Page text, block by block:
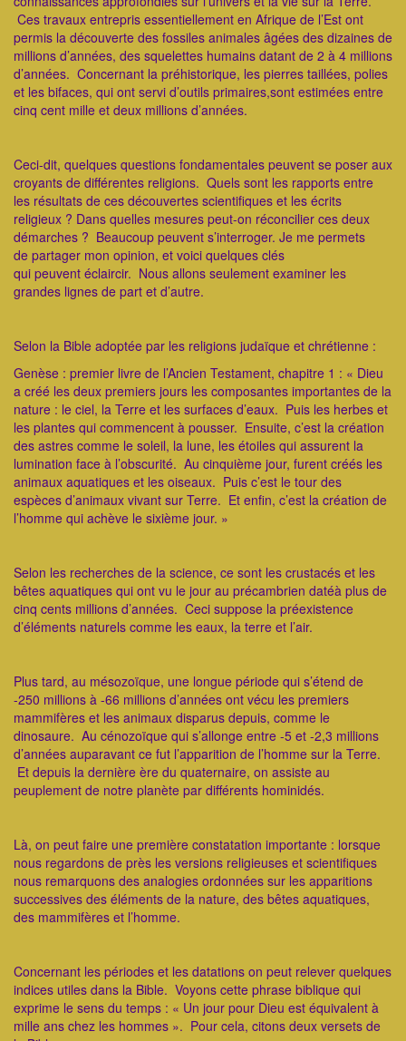
Ces travaux entrepris essentiellement en Afrique de l’Est ont
permis la découverte des fossiles animales âgées des dizaines de
millions d’années, des squelettes humains datant de 2 à 4 millions
d’années. Concernant la préhistorique, les pierres taillées, polies
et les bifaces, qui ont servi d’outils primaires,sont estimées entre
cinq cent mille et deux millions d’années.
Ceci-dit, quelques questions fondamentales peuvent se poser aux
croyants de différentes religions. Quels sont les rapports entre
les résultats de ces découvertes scientifiques et les écrits
religieux ? Dans quelles mesures peut-on réconcilier ces deux
démarches ? Beaucoup peuvent s’interroger. Je me permets
de partager mon opinion, et voici quelques clés
qui peuvent éclaircir. Nous allons seulement examiner les
grandes lignes de part et d’autre.
Selon la Bible adoptée par les religions judaïque et chrétienne :
Genèse : premier livre de l’Ancien Testament, chapitre 1 : « Dieu
a créé les deux premiers jours les composantes importantes de la
nature : le ciel, la Terre et les surfaces d’eaux. Puis les herbes et
les plantes qui commencent à pousser. Ensuite, c’est la création
des astres comme le soleil, la lune, les étoiles qui assurent la
lumination face à l’obscurité. Au cinquième jour, furent créés les
animaux aquatiques et les oiseaux. Puis c’est le tour des
espèces d’animaux vivant sur Terre. Et enfin, c’est la création de
l’homme qui achève le sixième jour. »
Selon les recherches de la science, ce sont les crustacés et les
bêtes aquatiques qui ont vu le jour au précambrien datéà plus de
cinq cents millions d’années. Ceci suppose la préexistence
d’éléments naturels comme les eaux, la terre et l’air.
Plus tard, au mésozoïque, une longue période qui s’étend de
-250 millions à -66 millions d’années ont vécu les premiers
mammifères et les animaux disparus depuis, comme le
dinosaure. Au cénozoïque qui s’allonge entre -5 et -2,3 millions
d’années auparavant ce fut l’apparition de l’homme sur la Terre.
Et depuis la dernière ère du quaternaire, on assiste au
peuplement de notre planète par différents hominidés.
Là, on peut faire une première constatation importante : lorsque
nous regardons de près les versions religieuses et scientifiques
nous remarquons des analogies ordonnées sur les apparitions
successives des éléments de la nature, des bêtes aquatiques,
des mammifères et l’homme.
Concernant les périodes et les datations on peut relever quelques
indices utiles dans la Bible. Voyons cette phrase biblique qui
exprime le sens du temps : « Un jour pour Dieu est équivalent à
mille ans chez les hommes ». Pour cela, citons deux versets de